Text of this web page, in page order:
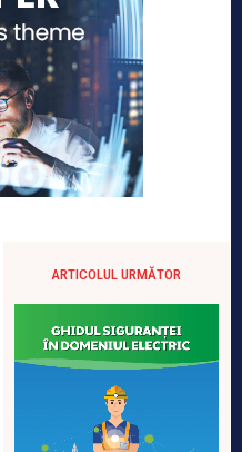
ARTICOLUL URMĂTOR